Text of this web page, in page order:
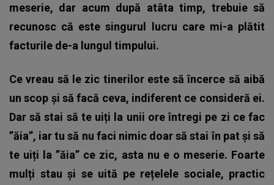
meserie, dar acum după atâta timp, trebuie să
recunosc că este singurul lucru care mi-a plătit
facturile de-a lungul timpului.
Ce vreau să le zic tinerilor este să încerce să aibă
un scop și să facă ceva, indiferent ce consideră ei.
Dar să stai să te uiți la unii ore întregi pe zi ce fac
”ăia”, iar tu să nu faci nimic doar să stai în pat și să
te uiți la ”ăia” ce zic, asta nu e o meserie. Foarte
mulți stau și se uită pe rețelele sociale, practic